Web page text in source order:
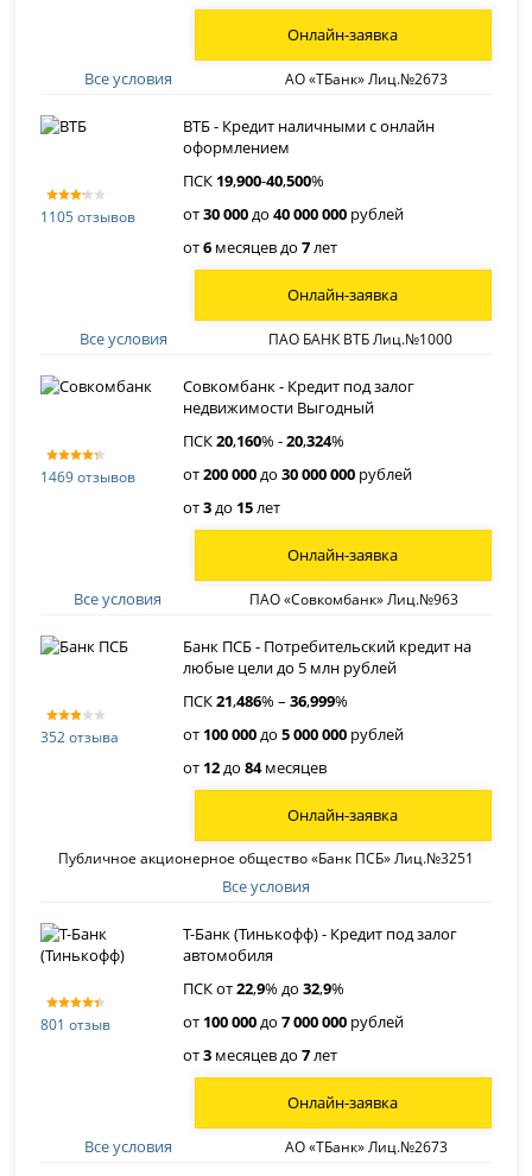
Все условия АО «ТБанк» Лиц.№2673
Онлайн-заявка
1105 отзывов
ВТБ - Кредит наличными с онлайн
оформлением
ПСК 19,900-40,500%
от30 000до40 000 000 рублей
от6 месяцев до7лет
Все условия ПАО БАНК ВТБ Лиц.№1000
Онлайн-заявка
1469 отзывов
Совкомбанк - Кредит под залог
недвижимости Выгодный
ПСК20,160% -20,324%
от200 000до30 000 000 рублей
от3до 15лет
Все условия ПАО «Совкомбанк» Лиц.№963
Онлайн-заявка
352 отзыва
Банк ПСБ - Потребительский кредит на
любые цели до 5 млн рублей
ПСК21,486% –36,999%
от 100 000до5 000 000 рублей
от 12до84месяцев
Все условия
Публичное акционерное общество «Банк ПСБ» Лиц.№3251
Онлайн-заявка
801 отзыв
Т-Банк (Тинькофф) - Кредит под залог
автомобиля
ПСК от22,9% до32,9%
от 100 000до7 000 000 рублей
от3 месяцев до7лет
Все условия АО «ТБанк» Лиц.№2673
Онлайн-заявка